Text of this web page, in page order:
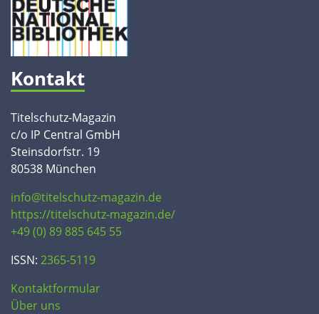
Kontakt
Titelschutz-Magazin
c/o IP Central GmbH
Steinsdorfstr. 19
80538 München
info@titelschutz-magazin.de
https://titelschutz-magazin.de/
+49 (0) 89 885 645 55
ISSN: 2365-5119
Kontaktformular
Über uns